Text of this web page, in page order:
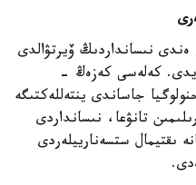
نىسانداردىڭ ۆيرتۋالدى
كەلەسى كەزەڭ -
جاساندى ينتەللەكتىگە
تانۋعا، نىسانداردى
ىقتيمال ستسەنارييلەردى